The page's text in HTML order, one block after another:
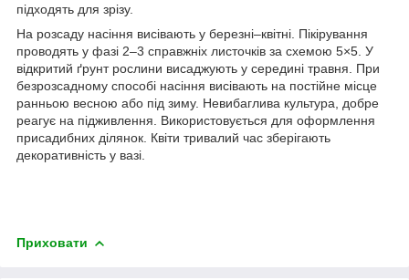
підходять для зрізу.
На розсаду насіння висівають у березні–квітні. Пікірування
проводять у фазі 2–3 справжніх листочків за схемою 5×5. У
відкритий ґрунт рослини висаджують у середині травня. При
безрозсадному способі насіння висівають на постійне місце
ранньою весною або під зиму. Невибаглива культура, добре
реагує на підживлення. Використовується для оформлення
присадибних ділянок. Квіти тривалий час зберігають
декоративність у вазі.
Приховати